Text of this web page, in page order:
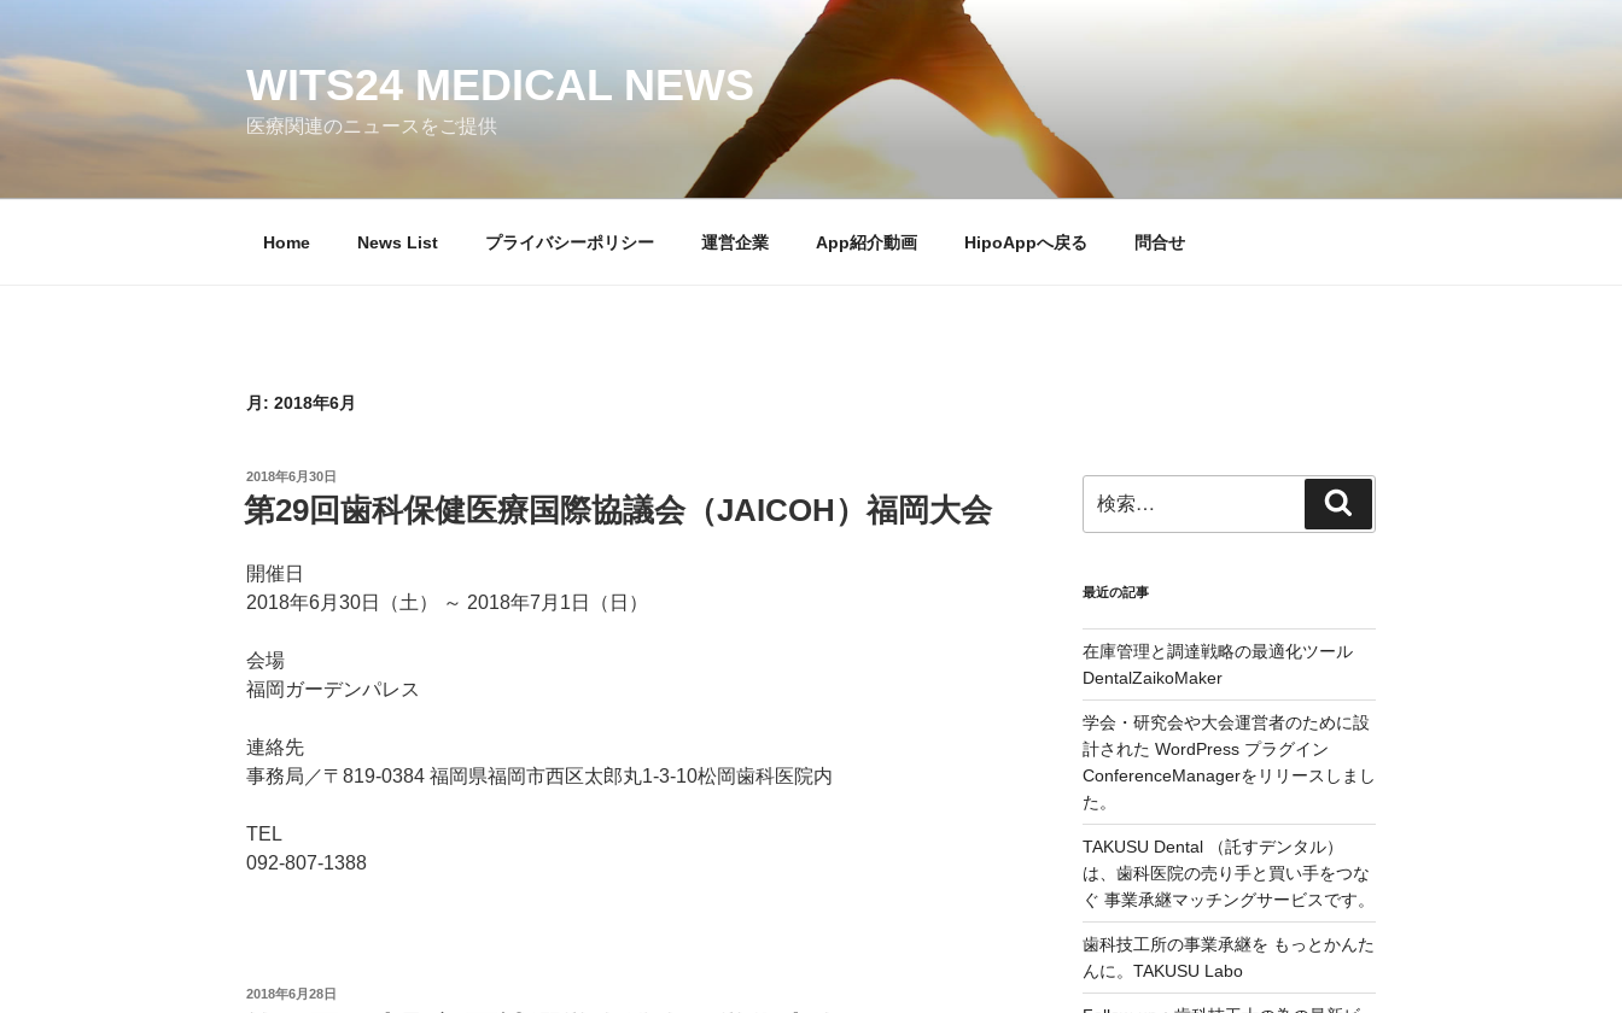
テ
WITS24 MEDICAL NEWS
医療関連のニュースをご提供
Home News List プライバシーポリシー 運営企業 App紹介動画 HipoAppへ戻る 問合せ
月: 2018年6月
投
稿
日:
2018年6月30日
第29回歯科保健医療国際協議会（JAICOH）福岡大会
開催日
2018年6月30日（土） ～ 2018年7月1日（日）
会場
福岡ガーデンパレス
連絡先
事務局／〒819-0384 福岡県福岡市西区太郎丸1-3-10松岡歯科医院内
TEL
092-807-1388
投
2018年6月28日
索:
索
最近の記事
在庫管理と調達戦略の最適化ツール
DentalZaikoMaker
学会・研究会や大会運営者のために設
計された WordPress プラグイン
ConferenceManagerをリリースしまし
た。
TAKUSU Dental （託すデンタル）
は、歯科医院の売り手と買い手をつな
ぐ 事業承継マッチングサービスです。
歯科技工所の事業承継を もっとかんた
んに。TAKUSU Labo